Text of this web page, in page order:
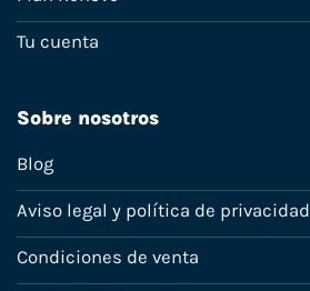
Tu cuenta
Sobre nosotros
Blog
Aviso legal y política de privacidad
Condiciones de venta